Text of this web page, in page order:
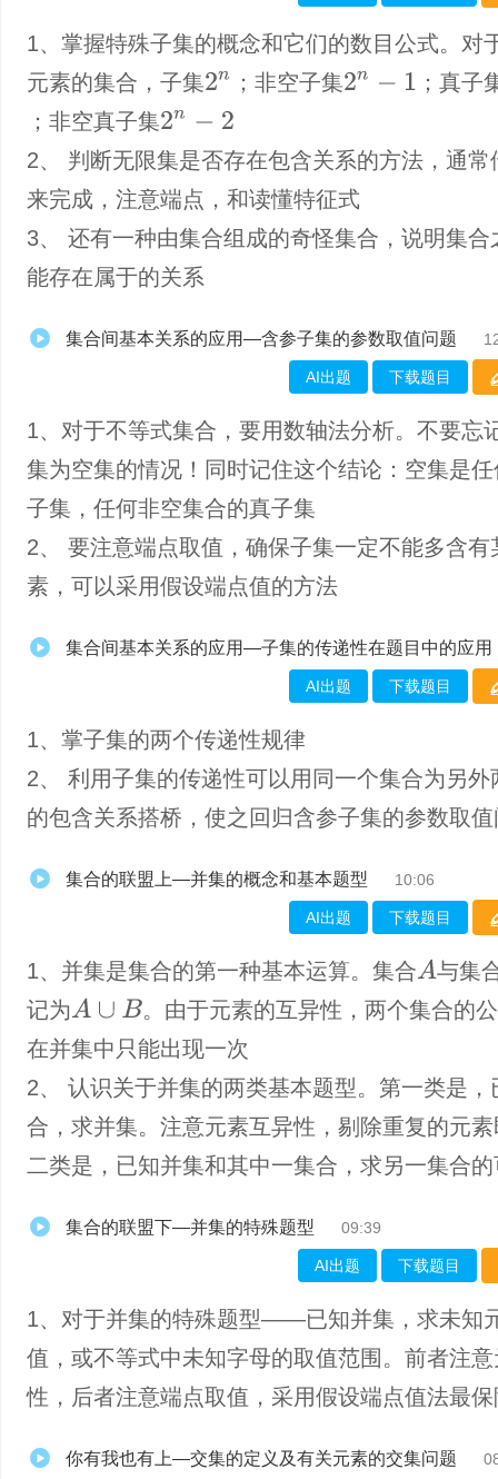
1、掌握特殊子集的概念和它们的数目公式。对
元素的集合，子集2n ；非空子集2n−
；真子
；非空真子集2n−
2、 判断无限集是否存在包含关系的方法，通常
来完成，注意端点，和读懂特征式
3、 还有一种由集合组成的奇怪集合，说明集合
能存在属于的关系
集合间基本关系的应用—含参子集的参数取值问题
AI出题 下载题目
1、对于不等式集合，要用数轴法分析。不要忘
集为空集的情况！同时记住这个结论：空集是
子集，任何非空集合的真子集
2、 要注意端点取值，确保子集一定不能多含有
素，可以采用假设端点值的方法
集合间基本关系的应用—子集的传递性在题目中的应用
AI出题 下载题目
1、掌​子集的两个传递性规律
2、 利用子集的传递性可以用同一个集合为另外
的包含关系搭桥，使之回归含参子集的参数取
集合的联盟上—并集的概念和基本题型 10:06
AI出题 下载题目
1、并集是集合的第一种基本运算。集合 A 与集
记为 A∪ B
。由于元素的互异性，两个集合的
在并集中只能出现一次
2、 认识关于并集的两类基本题型。第一类是，
合，求并集。注意元素互异性，剔除重复的元
二类是，已知并集和其中一集合，求另一集合
集合的联盟下—并集的特殊题型 09:39
AI出题 下载题目
1、对于并集的特殊题型——已知并集，求未知
值，或不等式中未知字母的取值范围。前者注
性，后者注意端点取值，采用假设端点值法最保
你有我也有上—交集的定义及有关元素的交集问题